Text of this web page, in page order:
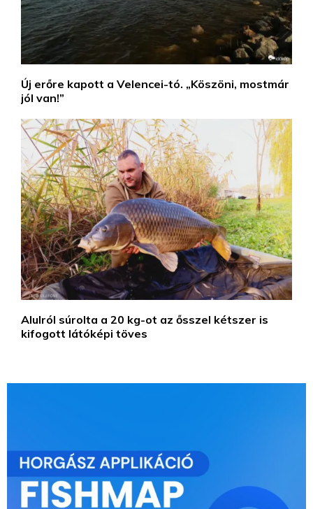
Új erőre kapott a Velencei-tó. „Köszöni, mostmár
jól van!”
Alulról súrolta a 20 kg-ot az ősszel kétszer is
kifogott látóképi töves